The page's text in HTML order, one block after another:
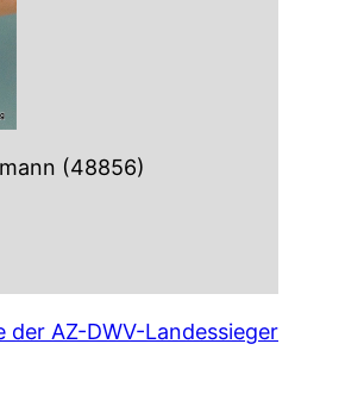
(48856)
der AZ-DWV-Landessieger